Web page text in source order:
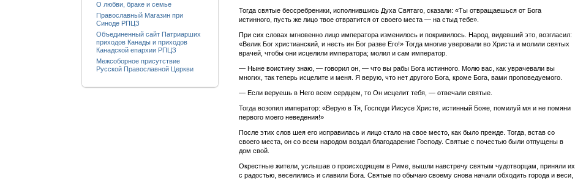
Тогда святые бессребреники, исполнившись Духа Святаго, сказали: «Ты отвращаешься от Бога
истинного, пусть же лицо твое отвратится от своего места — на стыд тебе».
При сих словах мгновенно лицо императора изменилось и покривилось. Народ, видевший это, возгласил:
«Велик Бог христианский, и несть ин Бог разве Его!» Тогда многие уверовали во Христа и молили святых
врачей, чтобы они исцелили императора; молил и сам император.
— Ныне воистину знаю, — говорил он, — что вы рабы Бога истинного. Молю вас, как уврачевали вы
многих, так теперь исцелите и меня. Я верую, что нет другого Бога, кроме Бога, вами проповедуемого.
— Если веруешь в Него всем сердцем, то Он исцелит тебя, — отвечали святые.
Тогда возопил император: «Верую в Тя, Господи Иисусе Христе, истинный Боже, помилуй мя и не помяни
первого моего неведения!»
После этих слов шея его исправилась и лицо стало на свое место, как было прежде. Тогда, встав со
своего места, он со всем народом воздал благодарение Господу. Святые с почестью были отпущены в
дом свой.
Окрестные жители, услышав о происходящем в Риме, вышли навстречу святым чудотворцам, приняли их
с радостью, веселились и славили Бога. Святые по обычаю своему снова начали обходить города и веси,
О любви, браке и семье
Православный Магазин при
Синоде РПЦЗ
Объединенный сайт Патриарших
приходов Канады и приходов
Канадской епархии РПЦЗ
Межсоборное присутствие
Русской Православной Церкви